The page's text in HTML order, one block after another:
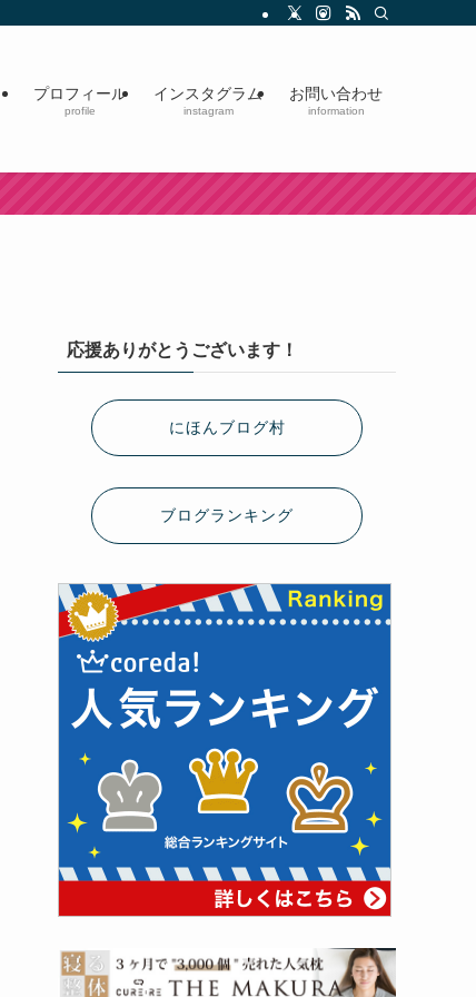
プロフィール
profile
インスタグラム
instagram
お問い合わせ
information
応援ありがとうございます！
にほんブログ村
ブログランキング